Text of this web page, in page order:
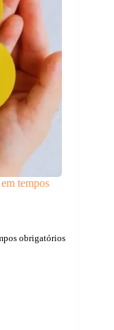
tempos
obrigatórios